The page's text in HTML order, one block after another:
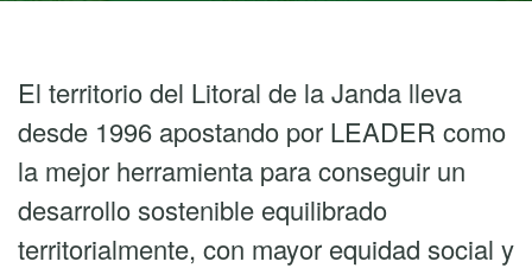
El territorio del Litoral de la Janda lleva
desde 1996 apostando por LEADER como
la mejor herramienta para conseguir un
desarrollo sostenible equilibrado
territorialmente, con mayor equidad social y